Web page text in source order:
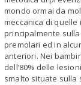
mondo ormai da
meccanica di
principalmente
premolari ed in
anteriori. Nei
dell’80% delle
smalto situate sulla